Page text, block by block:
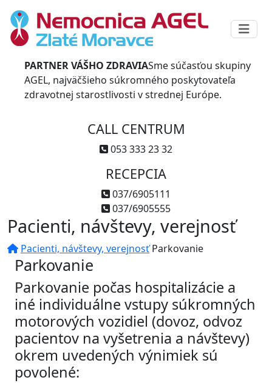
PARTNER VÁŠHO ZDRAVIASme súčasťou skupiny
AGEL, najväčšieho súkromného poskytovateľa
zdravotnej starostlivosti v strednej Európe.
CALL CENTRUM
053 333 23 32
RECEPCIA
037/6905111
037/6905555
Pacienti, návštevy, verejnosť
Pacienti, návštevy, verejnosť Parkovanie
Parkovanie
Parkovanie počas hospitalizácie a
iné individuálne vstupy súkromných
motorových vozidiel (dovoz, odvoz
pacientov na vyšetrenia a návštevy)
okrem uvedených výnimiek sú
povolené: